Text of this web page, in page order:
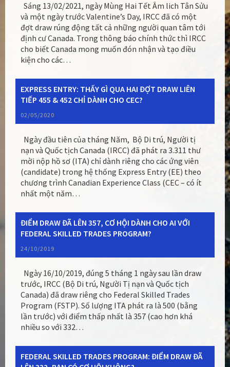
Sáng 13/02/2021, ngày Mùng Hai Tết Âm lich Tân Sửu
và một ngày trước Valentine’s Day, IRCC đã có một
đợt draw rúng động tất cả những người quan tâm tới
định cư Canada. Trong thông báo chính thức thì IRCC
cho biết Canada mong muốn đón nhận và tạo điều
kiện cho các…
EXPRESS ENTRY: THẤY GÌ QUA HAI ĐỢT DRAW LIÊN
TIẾP 455 & 452 CHỈ DÀNH CHO CEC?
02/05/2020
Ngày đầu tiên của tháng Năm, Bộ Di trú, Người tị
nạn và Quốc tịch Canada (IRCC) đã phát ra 3.311 thư
mời nộp hồ sơ (ITA) chỉ dành riêng cho các ứng viên
(candidate) trong hệ thống Express Entry (EE) theo
chương trình Canadian Experience Class (CEC – có ít
nhất một năm…
ĐIỂM DRAW ĐÃ LÊN 357, CƠ HỘI DÀNH CHO AI VỚI
FEDERAL SKILLED TRADES PROGRAM?
24/10/2019
Ngày 16/10/2019, đúng 5 tháng 1 ngày sau lần draw
trước, IRCC (Bộ Di trú, Người Tị nạn và Quốc tịch
Canada) đã draw riêng cho Federal Skilled Trades
Program (FSTP). Số lượng ITA phát ra là 500 (bằng
lần trước) với điểm thấp nhất là 357 (cao hơn khá
nhiều so với 332…
FEDERAL SKILLED TRADES PROGRAM: ĐIỂM DRAW ĐÃ